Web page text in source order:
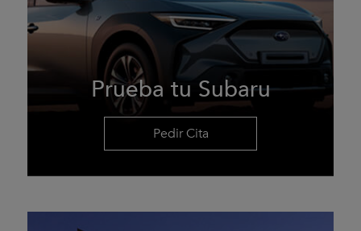
Prueba tu Subaru
Pedir Cita